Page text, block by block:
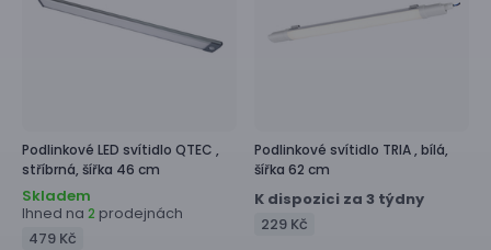
Podlinkové LED svítidlo QTEC ,
stříbrná, šířka 46 cm
Skladem
Ihned na 2 prodejnách
479 Kč
Podlinkové svítidlo TRIA , bílá,
šířka 62 cm
K dispozici za 3 týdny
229 Kč